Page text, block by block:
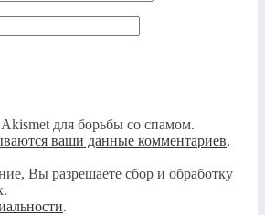
для борьбы со спамом.
ваши данные комментариев.
Вы разрешаете сбор и обработку
.